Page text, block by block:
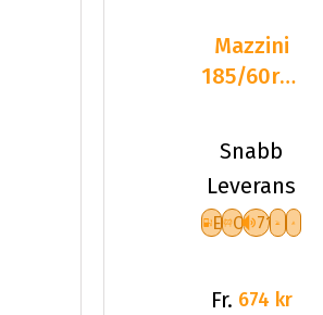
Mazzini
185/60r14
Snowleopard
Snabb
Leverans
E C 71
Fr. 674 kr